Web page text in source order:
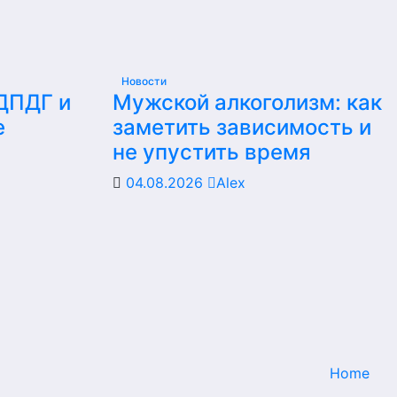
и
Новости
Мужской алкоголизм: как
заметить зависимость и
не упустить время
04.08.2026 Alex
Home